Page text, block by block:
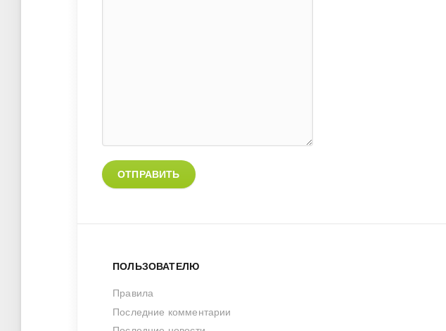
ОТПРАВИТЬ
ПОЛЬЗОВАТЕЛЮ
Правила
Последние комментарии